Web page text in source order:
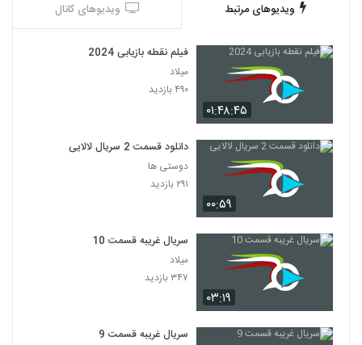
ویدیوهای مرتبط ویدیوهای کانال
۰۱:۴۸:۴۵
فیلم نقطه بازیابی 2024
میلاد
۴۹۰ بازدید
۰۰:۵۹
دانلود قسمت 2 سریال لالایی
دوستی ها
۲۹۱ بازدید
۰۳:۱۹
سریال غریبه قسمت 10
میلاد
۳۴۷ بازدید
سریال غریبه قسمت 9